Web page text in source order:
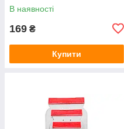
В наявності
169 ₴
Купити